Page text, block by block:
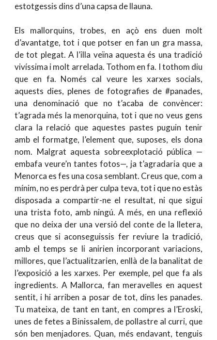
estotgessis dins d’una capsa de llauna.
Els mallorquins, trobes, en açò ens duen molt
d’avantatge, tot i que potser en fan un gra massa,
de tot plegat. A l’illa veïna aquesta és una tradició
vivíssima i molt arrelada. Tothom en fa. I tothom diu
que en fa. Només cal veure les xarxes socials,
aquests dies, plenes de fotografies de #panades,
una denominació que no t’acaba de convèncer:
t’agrada més la menorquina, tot i que no veus gens
clara la relació que aquestes pastes puguin tenir
amb el formatge, l’element que, suposes, els dona
nom. Malgrat aquesta sobreexplotació pública —
embafa veure’n tantes fotos—, ja t’agradaria que a
Menorca es fes una cosa semblant. Creus que, com a
mínim, no es perdrà per culpa teva, tot i que no estàs
disposada a compartir-ne el resultat, ni que sigui
una trista foto, amb ningú. A més, en una reflexió
que no deixa der una versió del conte de la lletera,
creus que si aconseguissis fer reviure la tradició,
amb el temps se li anirien incorporant variacions,
millores, que l’actualitzarien, enllà de la banalitat de
l’exposició a les xarxes. Per exemple, pel que fa als
ingredients. A Mallorca, fan meravelles en aquest
sentit, i hi arriben a posar de tot, dins les panades.
Tu mateixa, de tant en tant, en compres a l’Eroski,
unes de fetes a Binissalem, de pollastre al curri, que
són ben menjadores. Quan, més endavant, tenguis